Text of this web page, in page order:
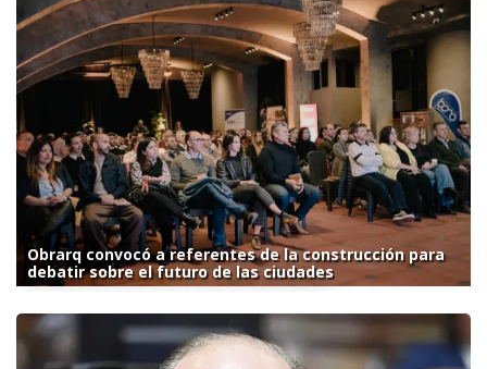
Obrarq convocó a referentes de la construcción para
debatir sobre el futuro de las ciudades